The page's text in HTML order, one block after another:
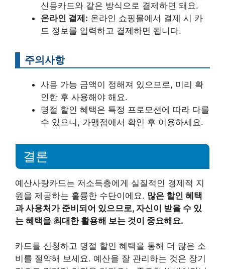
신용카드와 같은 방식으로 결제하면 돼요.
온라인 결제: 온라인 쇼핑몰에서 결제 시 카
드 정보를 입력하고 결제하면 됩니다.
주의사항
사용 가능 금액이 정해져 있으므로, 미리 확
인한 후 사용해야 해요.
명절 할인 혜택은 특정 프로모션에 따라 다를
수 있으니, 가맹점에서 확인 후 이용하세요.
결론
예산사랑카드는 저소득층에게 실질적인 경제적 지
원을 제공하는 훌륭한 수단이에요. 많은 할인 혜택
과 사용처가 준비되어 있으므로, 자신이 받을 수 있
는 혜택을 최대한 활용해 보는 것이 중요해요.
카드를 신청하고 명절 할인 혜택을 통해 더 많은 소
비를 절약해 보세요. 예산을 잘 관리하는 것은 장기